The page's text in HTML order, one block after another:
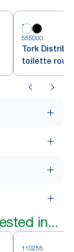
555000
Tork
toilette
in...
110255